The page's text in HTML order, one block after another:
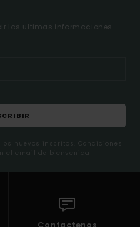
las ultimas informaciones
nuevos inscritos. Condiciones
el email de bienvenida